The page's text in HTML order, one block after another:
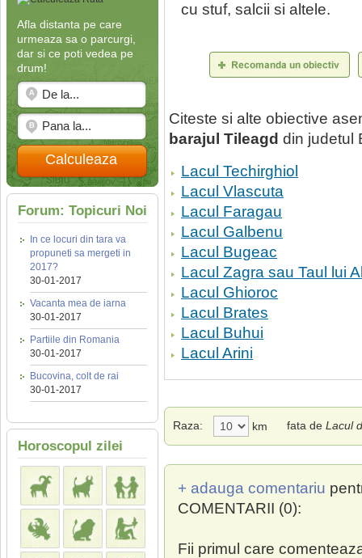
Afla distanta pe care
urmeaza sa o parcurgi,
dar si ce poti vedea pe
drum!
Calculeaza
Forum: Topicuri Noi
In ce locuri din tara va
propuneti sa mergeti in
2017?
30-01-2017
Vacanta mea de iarna
30-01-2017
Partiile din Romania
30-01-2017
Bucovina, colt de rai
30-01-2017
Horoscopul zilei
cu stuf, salcii si altele.
Citeste si alte obiective
barajul Tileagd din judetul
Lacul Techirghiol
Lacul Vlascuta
Lacul Faragau
Lacul Galbenu
Lacul Bugeac
Lacul Zagra sau Taul lui
Lacul Ghioroc
Lacul Brates
Lacul Buhui
Lacul Arini
Raza: km fata de Lacul
+ adauga comentariu
COMENTARII (0):
Fii primul care